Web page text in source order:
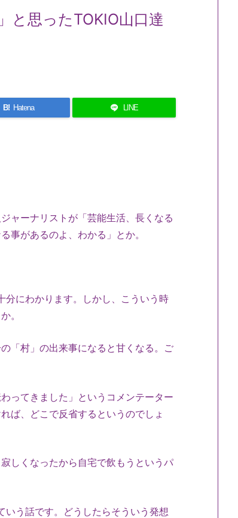
と思ったTOKIO山口達
B! Hatena LINE
ャーナリストが「芸能生活、長くなる
事があるのよ、わかる」とか。
にわかります。しかし、こういう時
。
「村」の出来事になると甘くなる。ご
ってきました」というコメンテーター
ば、どこで反省するというのでしょ
しくなったから自宅で飲もうというパ
う話です。どうしたらそういう発想